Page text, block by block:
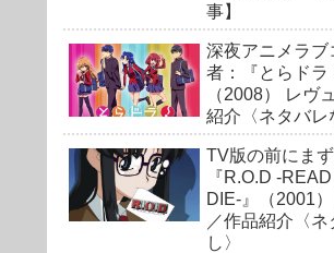
事】
深夜アニメラブ
者：『とらドラ
（2008） レヴ
紹介〈ネタバレ
TV版の前にまず
『R.O.D -
DIE-』（2001
／作品紹介〈ネ
し〉